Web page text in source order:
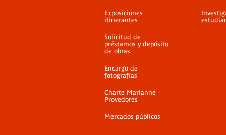
Exposiciones
itinerantes
Solicitud de
préstamos y depósito
de obras
Encargo de
fotografías
Charte Marianne -
Provedores
Mercados públicos